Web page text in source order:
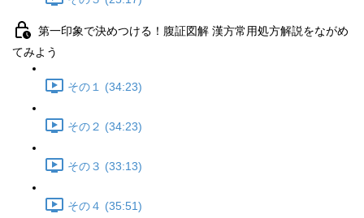
第一印象で決めつける！腹証図解 漢方常用処方解説をながめ
てみよう
その１ (34:23)
その２ (34:23)
その３ (33:13)
その４ (35:51)